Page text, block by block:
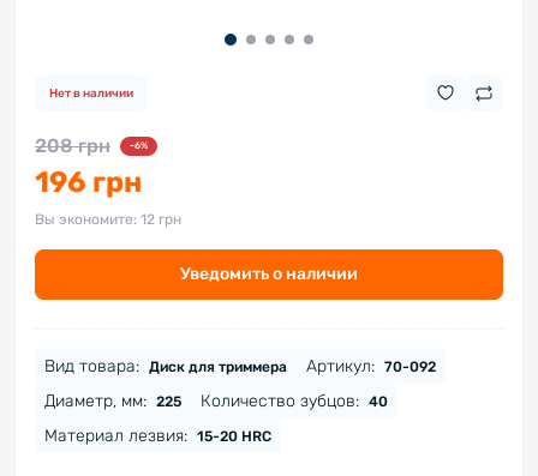
Нет в наличии
208 грн -6%
196 грн
Вы экономите: 12 грн
Уведомить о наличии
Вид товара: Диск для триммера Артикул: 70-092
Диаметр, мм: 225 Количество зубцов: 40
Материал лезвия: 15-20 HRC